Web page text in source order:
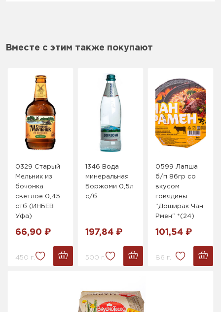
Вместе с этим также покупают
0329 Старый
Мельник из
бочонка
светлое 0,45
стб (ИНБЕВ
Уфа)
66,90 ₽
450 г.
1346 Вода
минеральная
Боржоми 0,5л
с/б
197,84 ₽
500 г.
0599 Лапша
б/п 86гр со
вкусом
говядины
"Доширак Чан
Рмен" *(24)
101,54 ₽
86 г.